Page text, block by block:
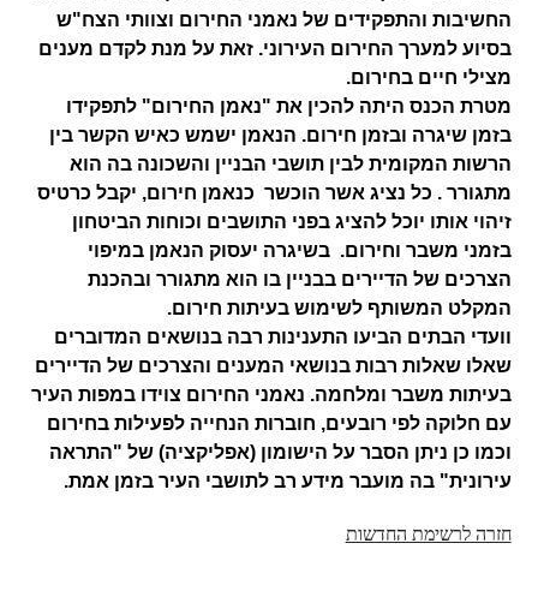
החשיבות והתפקידים של נאמני החירום וצוותי הצח"ש
בסיוע למערך החירום העירוני. זאת על מנת לקדם מענים
מצילי חיים בחירום.
מטרת הכנס היתה להכין את "נאמן החירום" לתפקידו
בזמן שיגרה ובזמן חירום. הנאמן ישמש כאיש הקשר בין
הרשות המקומית לבין תושבי הבניין והשכונה בה הוא
מתגורר . כל נציג אשר הוכשר כנאמן חירום, יקבל כרטיס
זיהוי אותו יוכל להציג בפני התושבים וכוחות הביטחון
בזמני משבר וחירום. בשיגרה יעסוק הנאמן במיפוי
הצרכים של הדיירים בבניין בו הוא מתגורר ובהכנת
המקלט המשותף לשימוש בעיתות חירום.
וועדי הבתים הביעו התענינות רבה בנושאים המדוברים
שאלו שאלות רבות בנושאי המענים והצרכים של הדיירים
בעיתות משבר ומלחמה. נאמני החירום צוידו במפות העיר
עם חלוקה לפי רובעים, חוברות הנחייה לפעילות בחירום
וכמו כן ניתן הסבר על הישומון (אפליקציה) של "התראה
עירונית" בה מועבר מידע רב לתושבי העיר בזמן אמת.
חזרה לרשימת החדשות